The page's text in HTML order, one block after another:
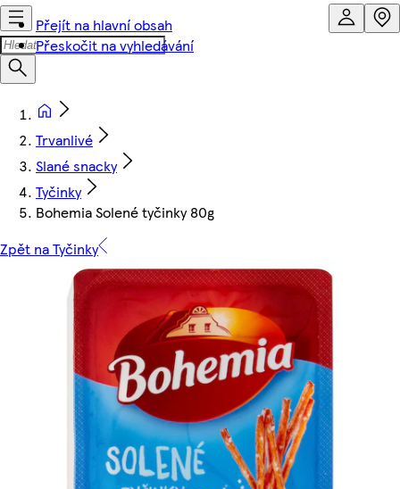
Přejít na hlavní obsah
Přeskočit na vyhledávání
Trvanlivé
Slané snacky
Tyčinky
Bohemia Solené tyčinky 80g
Zpět na Tyčinky